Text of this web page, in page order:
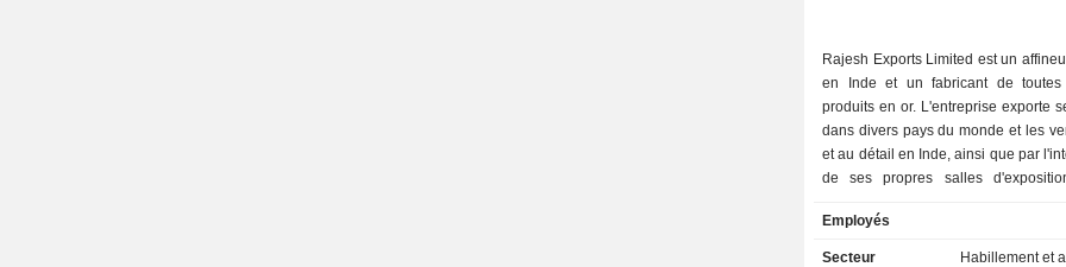
Rajesh Exports Limited est un
en Inde et un fabricant de toutes
produits en or. L'entreprise exporte
dans divers pays du monde et les
et au détail en Inde, ainsi que par
de ses propres salles
d'affiner plus de 2400 tonnes
précieux par an. L'entreprise
Employés
Secteur Habillement et